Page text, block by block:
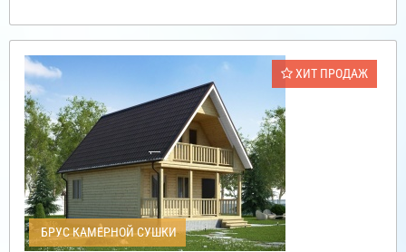
ХИТ ПРОДАЖ
БРУС КАМЕРНОЙ СУШКИ